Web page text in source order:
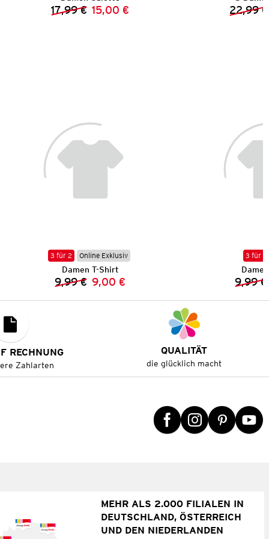
Vorheriger Preis:
17,99 € Neuer Preis:
15,00 € 22,99 €
3 für 2 Online Exklusiv
Damen T-Shirt
Vorheriger Preis:
9,99 € Neuer Preis:
9,00 €
3 für 2
9,99 €
RECHNUNG
Zahlarten
QUALITÄT
die glücklich macht
MEHR ALS 2.000 FILIALEN IN
DEUTSCHLAND, ÖSTERREICH
UND DEN NIEDERLANDEN